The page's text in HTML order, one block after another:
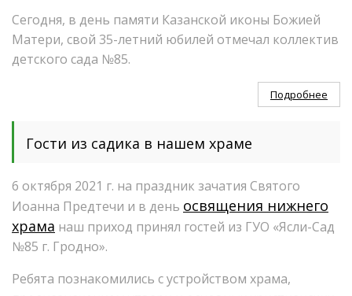
Сегодня, в день памяти Казанской иконы Божией
Матери, свой 35-летний юбилей отмечал коллектив
детского сада №85.
Подробнее
Гости из садика в нашем храме
6 октября 2021 г. на праздник зачатия Святого
Иоанна Предтечи и в день освящения нижнего
храма наш приход принял гостей из ГУО «Ясли-Сад
№85 г. Гродно».
Ребята познакомились с устройством храма,